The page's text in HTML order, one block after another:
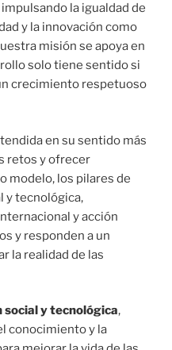
la igualdad de
y la innovación como
misión se apoya en
solo tiene sentido si
crecimiento respetuoso
en su sentido más
retos y ofrecer
modelo, los pilares de
y tecnológica,
y acción
y responden a un
la realidad de las
social y tecnológica,
conocimiento y la